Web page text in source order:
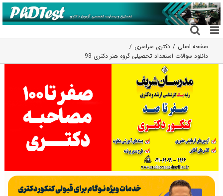
رفتن
به
محتوا
صفحه اصلی
دکتری سراسری
دانلود سوالات استعداد تحصیلی گروه هنر دکتری 93